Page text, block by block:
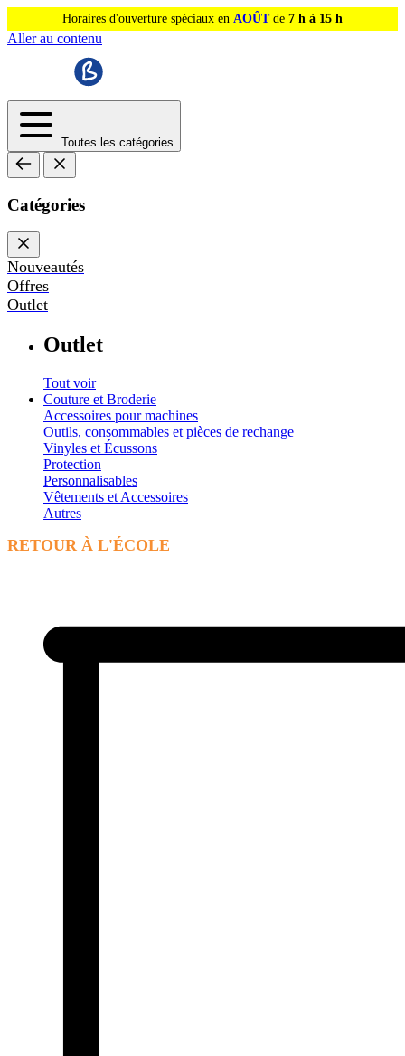
Horaires d'ouverture spéciaux en AOÛTde 7 h à 15 h
Aller au contenu
Toutes les catégories
Catégories
Nouveautés
Offres
Outlet
Outlet
Tout voir
Couture et Broderie
Accessoires pour machines
Outils, consommables et pièces de rechange
Vinyles et Écussons
Protection
Personnalisables
Vêtements et Accessoires
Autres
RETOUR À L'ÉCOLE